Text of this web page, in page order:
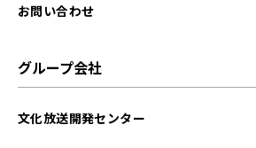
お問い合わせ
グループ会社
文化放送開発センター